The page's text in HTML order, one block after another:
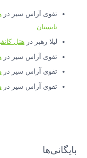
تقوی آراس سیر در
تابستان
لیلا رهبر درهتل
تقوی آراس سیر در
تقوی آراس سیر در
تقوی آراس سیر در
بایگانی‌ها